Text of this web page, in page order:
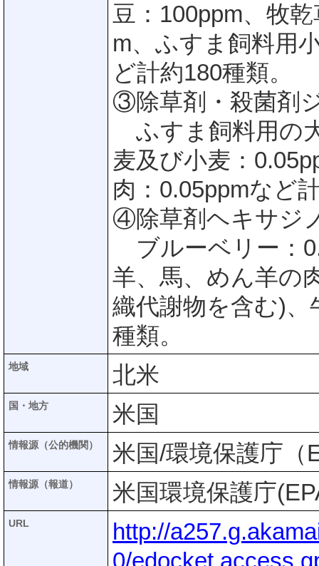
豆：100ppm、牧
m、ふすま飼料用
ど計約180種類。
③除草剤・殺菌剤
ふすま飼料用の
麦及び小麦：
肉：0.05ppmなど
④除草剤ヘキサジ
ブルーベリー：
羊、馬、めん羊の
織代謝物を含む)、
種類。
地域 北米
国・地方 米国
情報源（公的機関） 米国/環境保護庁（
情報源（報道） 米国環境保護庁
URL
http://
0/